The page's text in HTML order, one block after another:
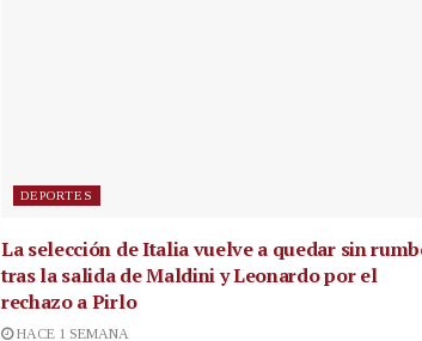
DEPORTES
La selección de Italia vuelve a quedar sin
tras la salida de Maldini y Leonardo por el
rechazo a Pirlo
HACE 1 SEMANA